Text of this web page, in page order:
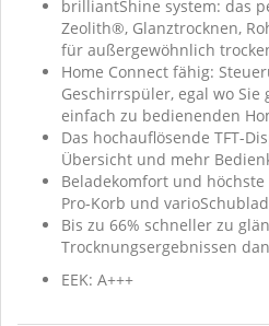
brilliantShine system: das
Zeolith®, Glanztrocknen,
für außergewöhnlich
Home Connect fähig:
Geschirrspüler, egal wo
einfach zu bedienenden
Das hochauflösende TFT-
Übersicht und mehr
Beladekomfort und
Pro-Korb und
Bis zu 66% schneller zu
Trocknungsergebnissen
EEK: A+++